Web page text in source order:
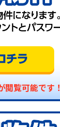
閲覧可能です！